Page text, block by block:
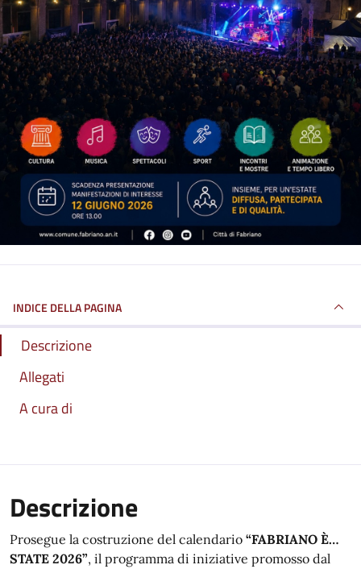
INDICE DELLA PAGINA
Descrizione
Allegati
A cura di
Descrizione
Prosegue la costruzione del calendario “FABRIANO È…
STATE 2026”, il programma di iniziative promosso dal